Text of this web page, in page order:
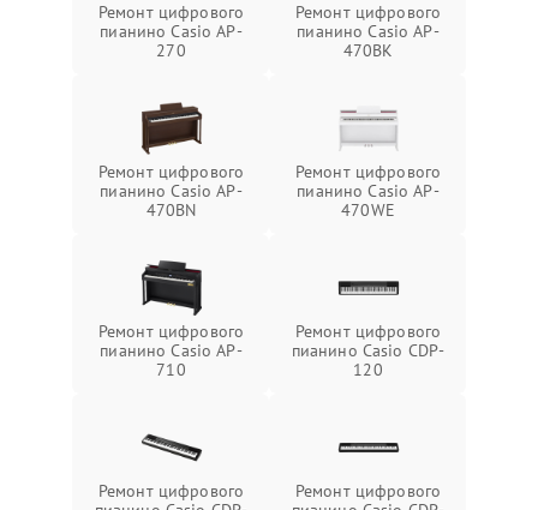
Ремонт цифрового
пианино Casio AP-
270
Ремонт цифрового
пианино Casio AP-
470BK
Ремонт цифрового
пианино Casio AP-
470BN
Ремонт цифрового
пианино Casio AP-
470WE
Ремонт цифрового
пианино Casio AP-
710
Ремонт цифрового
пианино Casio CDP-
120
Ремонт цифрового
Ремонт цифрового